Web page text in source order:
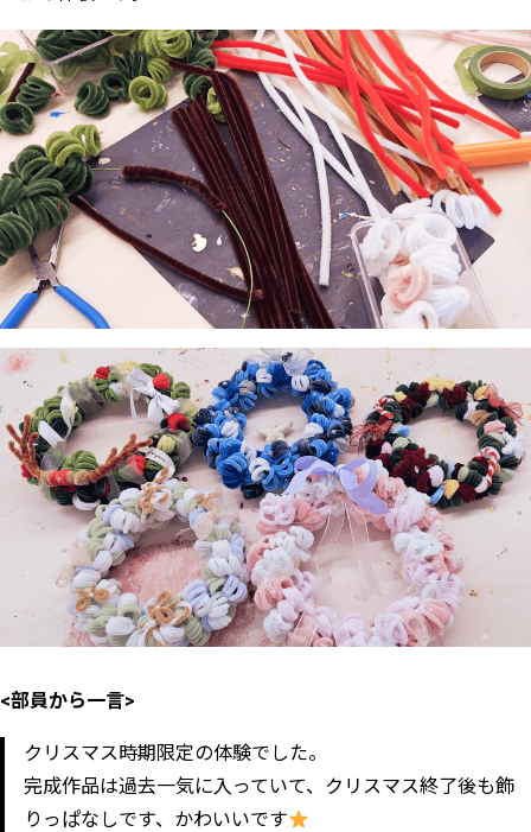
<部員から一言>
クリスマス時期限定の体験でした。
完成作品は過去一気に入っていて、クリスマス終了後も飾
りっぱなしです、かわいいです